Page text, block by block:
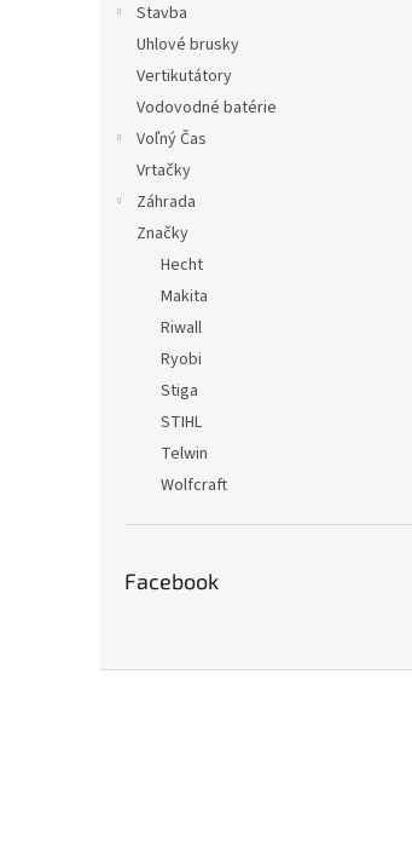
Stavba
Uhlové brusky
Vertikutátory
Vodovodné batérie
Voľný Čas
Vrtačky
Záhrada
Značky
Hecht
Makita
Riwall
Ryobi
Stiga
STIHL
Telwin
Wolfcraft
Facebook